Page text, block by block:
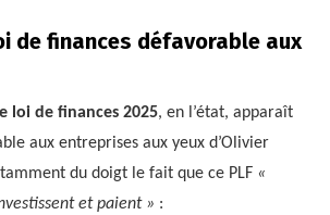
de finances défavorable aux
loi de finances 2025, en l’état, apparaît
aux entreprises aux yeux d’Olivier
du doigt le fait que ce PLF «
et paient » :